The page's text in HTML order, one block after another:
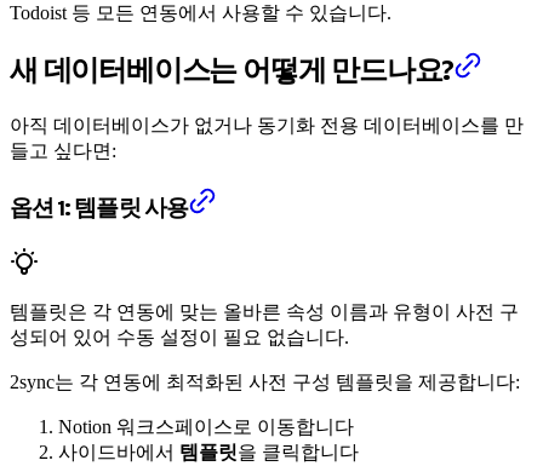
Todoist 등 모든 연동에서 사용할 수 있습니다.
새 데이터베이스는 어떻게 만드나요?
아직 데이터베이스가 없거나 동기화 전용 데이터베이스를 만
들고 싶다면:
옵션 1: 템플릿 사용
템플릿은 각 연동에 맞는 올바른 속성 이름과 유형이 사전 구
성되어 있어 수동 설정이 필요 없습니다.
2sync는 각 연동에 최적화된 사전 구성 템플릿을 제공합니다:
Notion 워크스페이스로 이동합니다
사이드바에서 템플릿을 클릭합니다